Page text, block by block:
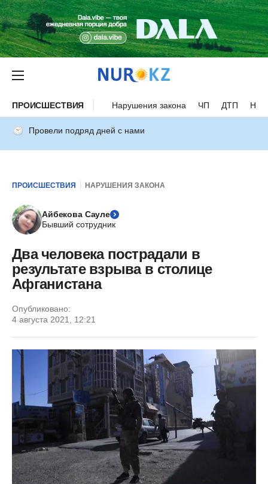
ПРОИСШЕСТВИЯ Нарушения закона ЧП ДТП
Провели подряд дней с нами
ПРОИСШЕСТВИЯ НАРУШЕНИЯ ЗАКОНА
Айбекова Сауле
Бывший сотрудник
Два человека пострадали в
результате взрыва в столице
Афганистана
Опубликовано:
4 августа 2021, 12:21